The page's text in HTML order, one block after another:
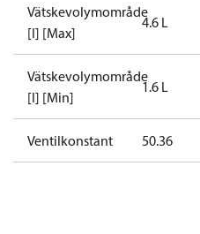
R401AR402AR404AR407AR407B
Vätskevolymområde
[I] [Max]
4.6 L
Vätskevolymområde
[I] [Min]
1.6 L
Ventilkonstant 50.36